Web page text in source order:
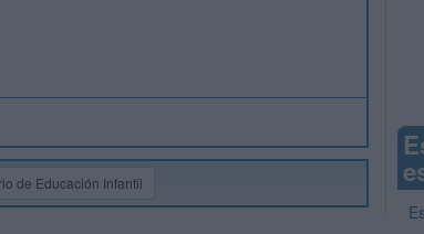
de Educación Infantil